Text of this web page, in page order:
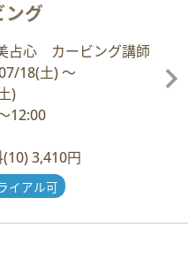
ング
占心 カービング講師
18(土)～
)
12:00
3,410円
イアル可